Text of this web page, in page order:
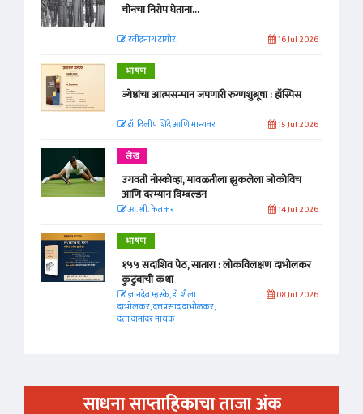
चीनचा निरोप घेताना...
रवींद्रनाथ टागोर. 16 Jul 2026
भाषण
ज्येष्ठांचा आत्मसन्मान जपणारी रुग्णशुश्रूषा : हॉस्पिस
डॉ. दिलीप शिंदे आणि मान्यवर 15 Jul 2026
लेख
उगवती नोस्कोव्हा, मावळतीला झुकलेला जोकोविच
आणि दरम्यान विम्बल्डन
आ. श्री. केतकर 14 Jul 2026
भाषण
१५५ सदाशिव पेठ, सातारा : लोकविलक्षण दाभोलकर
कुटुंबाची कथा
ज्ञानदेव म्हस्के, डॉ. शैला
दाभोलकर, दत्तप्रसाद दाभोळकर,
दत्ता दामोदर नायक
08 Jul 2026
साधना साप्ताहिकाचा ताजा अंक